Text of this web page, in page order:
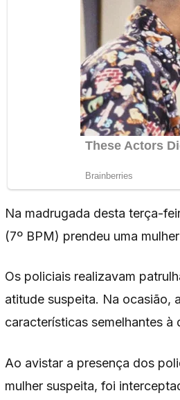
Na madrugada desta terça-
(7º BPM) prendeu uma
Os policiais realizavam
atitude suspeita. Na ocasião,
características semelhantes à
Ao avistar a presença dos
mulher suspeita, foi